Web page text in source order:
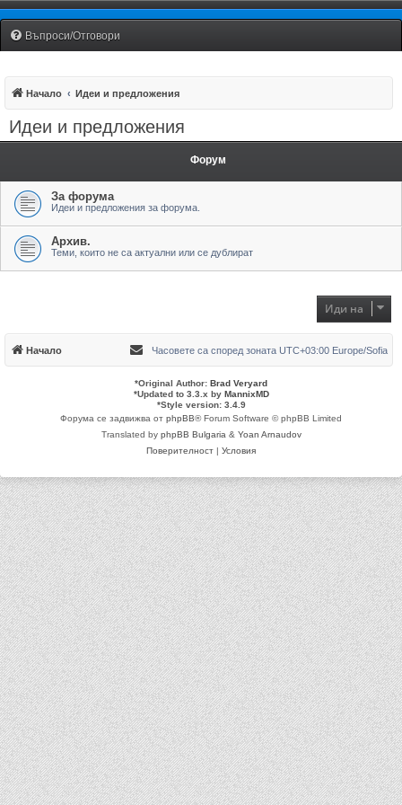
Fiat Uno Club Bulgaria
Въпроси/Отговори
Начало Идеи и предложения
Идеи и предложения
Форум
За форума
Идеи и предложения за форума.
Архив.
Теми, които не са актуални или се дублират
Иди на
Начало Часовете са според зоната UTC+03:00 Europe/Sofia
*Original Author: Brad Veryard
*Updated to 3.3.x by MannixMD
*Style version: 3.4.9
Форума се задвижва от phpBB® Forum Software © phpBB Limited
Translated by phpBB Bulgaria & Yoan Arnaudov
Поверителност | Условия